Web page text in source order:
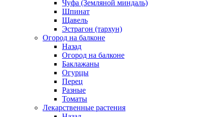
Чуфа (Земляной миндаль)
Шпинат
Щавель
Эстрагон (тархун)
Огород на балконе
Назад
Огород на балконе
Баклажаны
Огурцы
Перец
Разные
Томаты
Лекарственные растения